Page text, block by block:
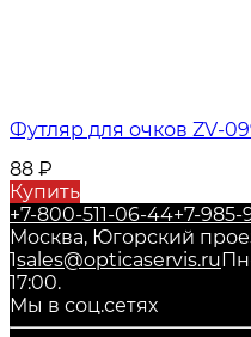
Футляр для очков ZV-
88 ₽
Купить
+7-800-511-06-44+7-985-
Москва, Югорский
1sales@opticaservis.ru
17:00.
Мы в соц.сетях